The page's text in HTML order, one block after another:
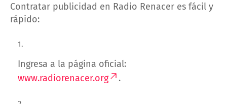
Contratar publicidad en Radio Renacer es fácil y
rápido:
Ingresa a la página oficial:
www.radiorenacer.org
.